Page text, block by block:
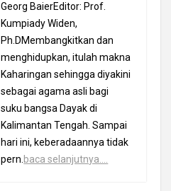
Georg BaierEditor: Prof.
Kumpiady Widen,
Ph.DMembangkitkan dan
menghidupkan, itulah makna
Kaharingan sehingga diyakini
sebagai agama asli bagi
suku bangsa Dayak di
Kalimantan Tengah. Sampai
hari ini, keberadaannya tidak
pern. baca selanjutnya....